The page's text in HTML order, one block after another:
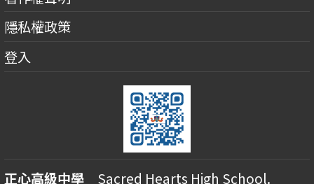
隱私權政策
登入
正心高級中學 Sacred Hearts High School.